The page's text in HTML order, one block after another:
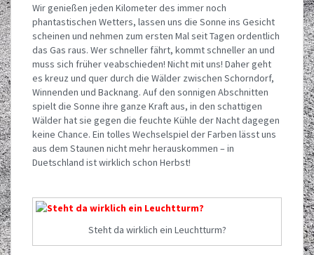
Wir genießen jeden Kilometer des immer noch
phantastischen Wetters, lassen uns die Sonne ins Gesicht
scheinen und nehmen zum ersten Mal seit Tagen ordentlich
das Gas raus. Wer schneller fährt, kommt schneller an und
muss sich früher veabschieden! Nicht mit uns! Daher geht
es kreuz und quer durch die Wälder zwischen Schorndorf,
Winnenden und Backnang. Auf den sonnigen Abschnitten
spielt die Sonne ihre ganze Kraft aus, in den schattigen
Wälder hat sie gegen die feuchte Kühle der Nacht dagegen
keine Chance. Ein tolles Wechselspiel der Farben lässt uns
aus dem Staunen nicht mehr herauskommen – in
Duetschland ist wirklich schon Herbst!
Steht da wirklich ein Leuchtturm?